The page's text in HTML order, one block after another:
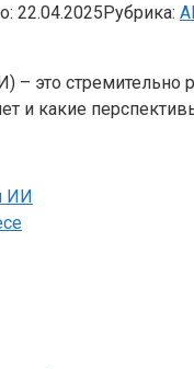
22.04.2025Рубрика: AI
– это стремительно
и какие
ИИ